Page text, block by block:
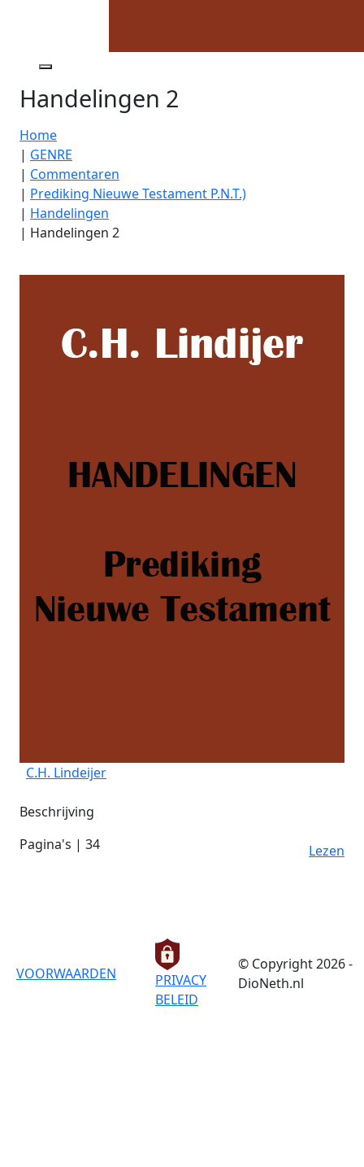
Handelingen 2
Home
| GENRE
| Commentaren
| Prediking Nieuwe Testament P.N.T.)
| Handelingen
| Handelingen 2
C.H. Lindeijer
Beschrijving
Pagina's | 34
Lezen
VOORWAARDEN
PRIVACY
BELEID
© Copyright 2026 -
DioNeth.nl